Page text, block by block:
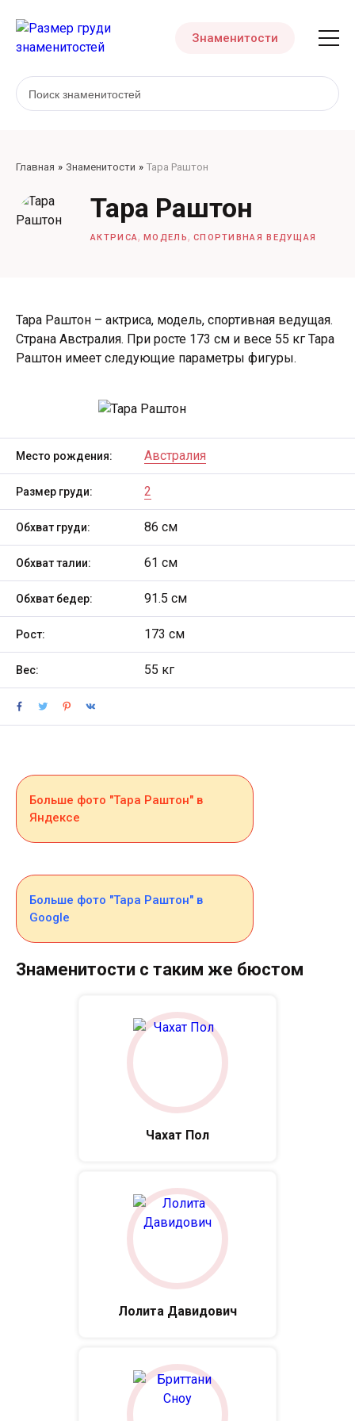
Знаменитости
Главная Знаменитости Тара Раштон
Тара Раштон
АКТРИСА,МОДЕЛЬ , СПОРТИВНАЯ ВЕДУЩАЯ
Тара Раштон – актриса, модель, спортивная ведущая.
Страна Австралия. При росте 173 см и весе 55 кг Тара
Раштон имеет следующие параметры фигуры.
Место рождения: Австралия
Размер груди: 2
Обхват груди: 86 см
Обхват талии: 61 см
Обхват бедер: 91.5 см
Рост: 173 см
Вес: 55 кг
Больше фото "Тара Раштон" в
Яндексе
Больше фото "Тара Раштон" в
Google
Знаменитости с таким же бюстом
Чахат Пол
Лолита Давидович